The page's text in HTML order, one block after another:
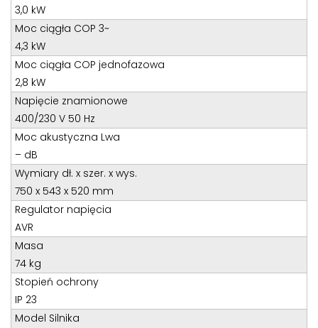
Tomasz Bochenek
Teren całego kraju
Specjalista d/s sprzedaż maszyn i urządzeń
Tel: 32 275 32 26 wew. 21
Kom:+48 605 910 179
E-mail:
3,0 kW
Moc ciągła COP 3~
4,3 kW
Moc ciągła COP jednofazowa
2,8 kW
Napięcie znamionowe
400/230 V 50 Hz
Moc akustyczna Lwa
– dB
Wymiary dł. x szer. x wys.
750 x 543 x 520 mm
Regulator napięcia
AVR
Masa
74 kg
Stopień ochrony
IP 23
Model Silnika